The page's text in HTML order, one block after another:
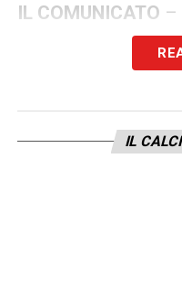
IL COMUNICATO –
comunica l’esito
sono stati
per Che Adams un
distrattivo parziale
IL